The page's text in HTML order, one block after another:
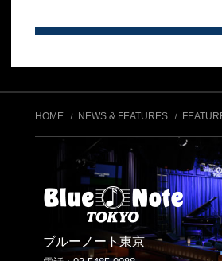
HOME NEWS & FEATURES
ブルーノート東京